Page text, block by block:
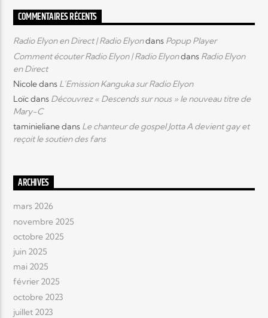
COMMENTAIRES RÉCENTS
Radio Elyon en Direct | Radio Elyondans Popup Player
Comment écouter Radio Elyon | Radio Elyondans Radio Elyon
en Direct
Nicoledans L’Emission Kanguka sur Radio Elyon
Loïcdans Découvrez « Descends sur nous » le nouveau titre de
Mary-C
taminielianedans Le chanteur de gospel Jotta A devient gay et
reçoit le soutien des fans
ARCHIVES
mars 2026
novembre 2025
octobre 2025
juin 2025
mai 2025
février 2025
octobre 2023
juillet 2023